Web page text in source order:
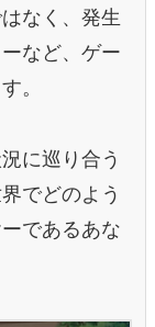
なく、発生
など、ゲー
。
に巡り合う
でどのよう
であるあな